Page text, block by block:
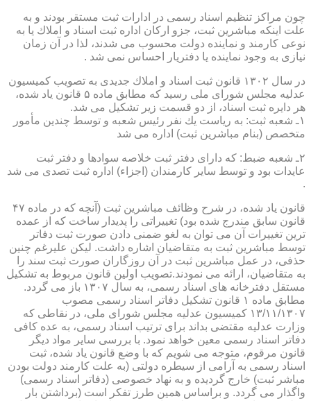
چون مراكز تنظیم اسناد رسمی در ادارات ثبت مستقر بودند و به
علت اینكه مباشرین ثبت، جزو اركان اداره ثبت اسناد و املاك یا به
نوعی كارمند و نماینده دولت محسوب می شدند، لذا در آن زمان
نیازی به وجود نماینده یا دفتریار احساس نمی شد .
در سال ۱۳۰۲ قانون ثبت اسناد و املاك جدیدی به تصویب كمیسیون
عدلیه مجلس شورای ملی رسید كه مطابق ماده ۵ قانون یاد شده،
هر دایره ثبت اسناد، از دو قسمت زیر تشكیل می شد.
۱ـ شعبه ثبت: به ریاست یك نفر رئیس شعبه و توسط چندین مأمور
متخصص (بنام مباشرین ثبت) اداره می شد
۲ـ شعبه ضبط: كه دارای دفتر ثبت خلاصه سوادها و دفتر ثبت
عایدات بود و توسط سایر كارمندان (اجزاء) اداره ثبت تصدی می شد
.
قانون یاد شده، در شرح وظائف مباشرین ثبت (آنچه كه در ماده ۴۷
قانون سابق مندرج شده بود) تغییراتی را پدیدار ساخت كه از عمده
ترین تغییرات آن می توان به لغو ضمنی دادن صورت ثبت دفاتر
توسط مباشرین ثبت به متقاضیان اشاره داشت. لیكن علیرغم چنین
حذفی، در عمل مباشرین ثبت در آن روزگاران صورت ثبت سند را
به متقاضیان، ارائه می نمودند.تصویب اولین قانون مربوط به تشكیل
مستقل دفترخانه های اسناد رسمی، به سال ۱۳۰۷ باز می گردد.
مطابق ماده ۱ قانون تشكیل دفاتر اسناد رسمی مصوب
۱۳/۱۱/۱۳۰۷ كمیسیون عدلیه مجلس شورای ملی، در نقاطی كه
وزارت عدلیه مقتضی بداند برای ترتیب اسناد رسمی، به عده كافی
دفاتر اسناد رسمی معین خواهد نمود. با بررسی سایر مواد دیگر
قانون مرقوم، متوجه می شویم كه با وضع قانون یاد شده، ثبت
اسناد رسمی به آرامی از سیطره دولتی (به علت كارمند دولت بودن
مباشر ثبت) خارج گردیده و به نهاد خصوصی (دفاتر اسناد رسمی)
واگذار می گردد. و براساس همین طرز تفكر است (برداشتن بار